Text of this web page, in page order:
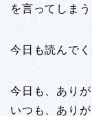
を言ってしま
今日も読んで
今日も、ありが
いつも、ありが